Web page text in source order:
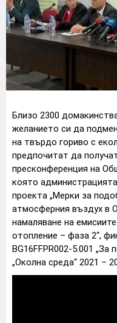
Близо 2300
желанието си да
на твърдо гориво с
предпочитат да
пресконференция на
която
проекта „Мерки за
атмосферния въздух в
намаляване на
отопление – фаза 2“,
BG16FFPR002-5.001
„Околна среда“ 2021 –